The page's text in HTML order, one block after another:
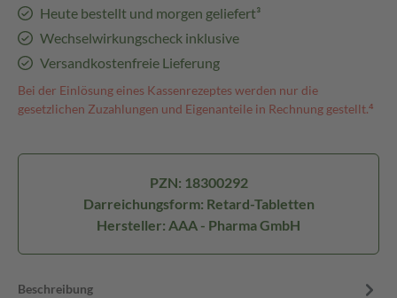
Heute bestellt und morgen geliefert³
Wechselwirkungscheck inklusive
Versandkostenfreie Lieferung
Bei der Einlösung eines Kassenrezeptes werden nur die
gesetzlichen Zuzahlungen und Eigenanteile in Rechnung gestellt.⁴
PZN: 18300292
Darreichungsform: Retard-Tabletten
Hersteller: AAA - Pharma GmbH
Beschreibung